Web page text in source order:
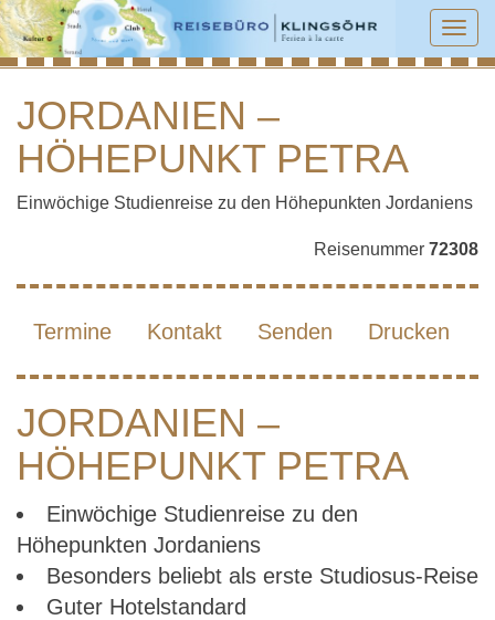
JORDANIEN – HÖHEPUNKT PETRA
JORDANIEN –
HÖHEPUNKT PETRA
Einwöchige Studienreise zu den Höhepunkten Jordaniens
Reisenummer 72308
Termine Kontakt Senden Drucken
JORDANIEN –
HÖHEPUNKT PETRA
Einwöchige Studienreise zu den
Höhepunkten Jordaniens
Besonders beliebt als erste Studiosus-Reise
Guter Hotelstandard